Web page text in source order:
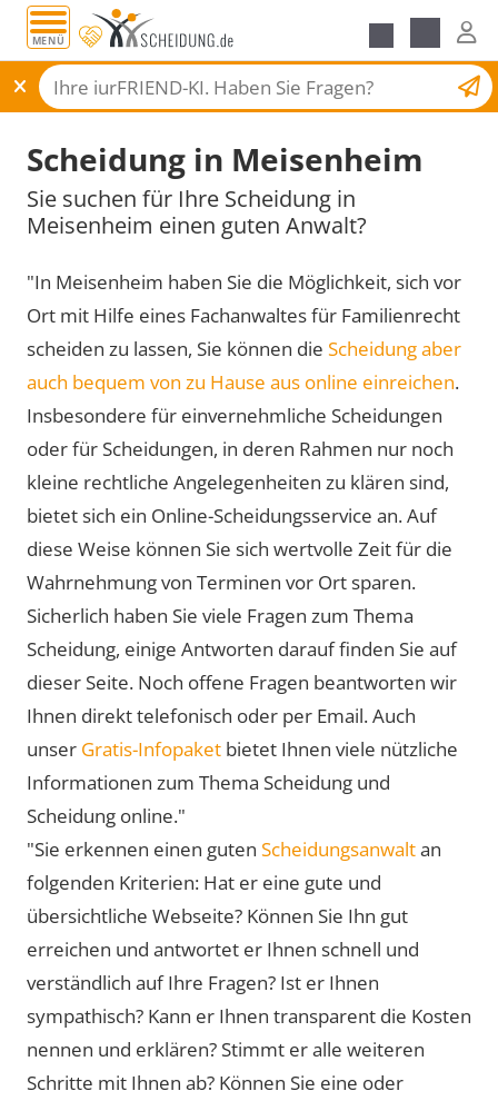
MENÜ
Scheidungsantrag
Scheidung in Meisenheim
Sie suchen für Ihre Scheidung in
Meisenheim einen guten Anwalt?
"In Meisenheim haben Sie die Möglichkeit, sich vor
Ort mit Hilfe eines Fachanwaltes für Familienrecht
scheiden zu lassen, Sie können die Scheidung aber
auch bequem von zu Hause aus online einreichen.
Insbesondere für einvernehmliche Scheidungen
oder für Scheidungen, in deren Rahmen nur noch
kleine rechtliche Angelegenheiten zu klären sind,
bietet sich ein Online-Scheidungsservice an. Auf
diese Weise können Sie sich wertvolle Zeit für die
Wahrnehmung von Terminen vor Ort sparen.
Sicherlich haben Sie viele Fragen zum Thema
Scheidung, einige Antworten darauf finden Sie auf
dieser Seite. Noch offene Fragen beantworten wir
Ihnen direkt telefonisch oder per Email. Auch
unser Gratis-Infopaket bietet Ihnen viele nützliche
Informationen zum Thema Scheidung und
Scheidung online."
"Sie erkennen einen guten Scheidungsanwaltan
folgenden Kriterien: Hat er eine gute und
übersichtliche Webseite? Können Sie Ihn gut
erreichen und antwortet er Ihnen schnell und
verständlich auf Ihre Fragen? Ist er Ihnen
sympathisch? Kann er Ihnen transparent die Kosten
nennen und erklären? Stimmt er alle weiteren
Schritte mit Ihnen ab? Können Sie eine oder